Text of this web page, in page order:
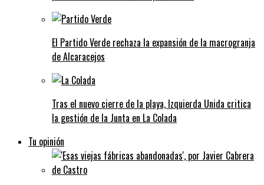
El Partido Verde rechaza la expansión de la macrogranja
de Alcaracejos
Tras el nuevo cierre de la playa, Izquierda Unida critica
la gestión de la Junta en La Colada
Tu opinión